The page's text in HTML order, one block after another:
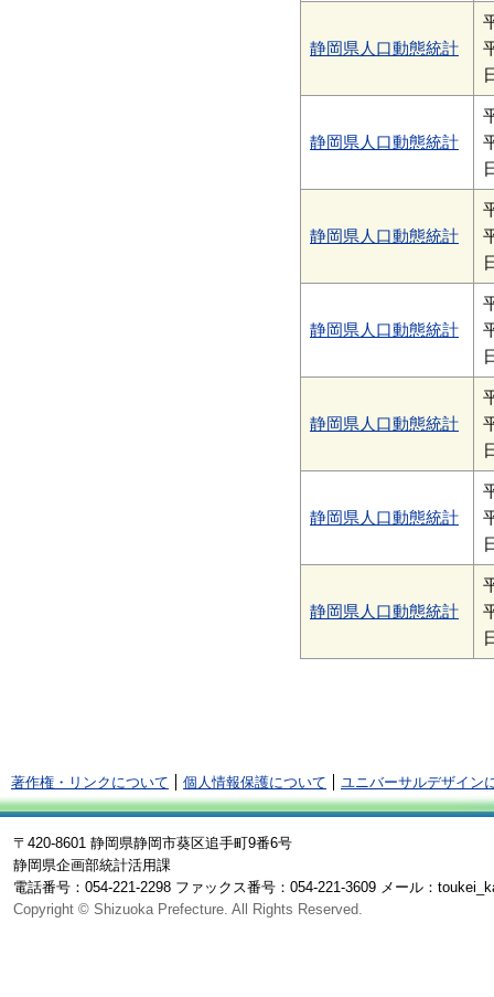
静岡県人口動態統計
静岡県人口動態統計
静岡県人口動態統計
静岡県人口動態統計
静岡県人口動態統計
静岡県人口動態統計
静岡県人口動態統計
著作権・リンクについて 個人情報保護について ユニバーサルデザイン
〒420-8601 静岡県静岡市葵区追手町9番6号
静岡県企画部統計活用課
電話番号：054-221-2298 ファックス番号：054-221-3609 メール：
Copyright © Shizuoka Prefecture. All Rights Reserved.